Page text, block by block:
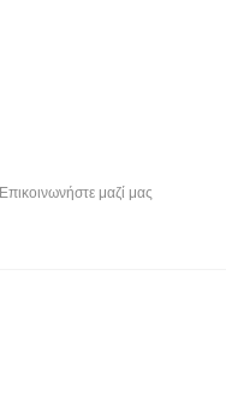
Επικοινωνήστε μαζί μας